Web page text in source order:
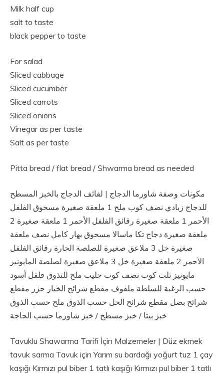
Milk half cup
salt to taste
black pepper to taste
For salad
Sliced cabbage
Sliced cucumber
Sliced carrots
Sliced onions
Vinegar as per taste
Salt as per taste
Pitta bread / flat bread / Shwarma bread as needed
مكونات وصفة شاورما الدجاج | لفائف الدجاج بالخبز المسطح
للدجاج زبادي نصف كوب ملح 1 ملعقة صغيرة مسحوق الفلفل
الأحمر 1 ملعقة صغيرة رقائق الفلفل الأحمر 1 ملعقة صغيرة 2
ملعقة صغيرة دجاج تكا ماسالا مسحوق بهار كامل نصف ملعقة
صغيرة خل 3 ملاعق صغيرة للصلصة الحارة رقائق الفلفل
الأحمر 2 ملعقة صغيرة خل 3 ملاعق صغيرة لصلصة المايونيز
مايونيز ثلث كوب نصف كوب حليب ملح للتذوق فلفل أسود
حسب الرغبة للسلطة ملفوف مقطع شرائح الخيار جزر مقطع
شرائح بصل مقطع شرائح الخل حسب الذوق ملح حسب الذوق
خبز بيتا / خبز مسطح / خبز شاورما حسب الحاجة
Tavuklu Shawarma Tarifi İçin Malzemeler | Düz ekmek
tavuk sarma Tavuk için Yarım su bardağı yoğurt tuz 1 çay
kaşığı Kırmızı pul biber 1 tatlı kaşığı Kırmızı pul biber 1 tatlı